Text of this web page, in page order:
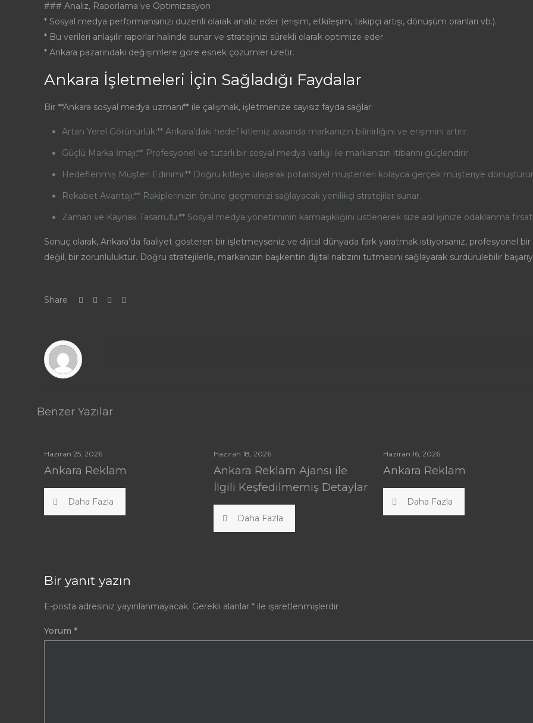
### Analiz, Raporlama ve Optimizasyon
* Sosyal medya performansınızı düzenli olarak analiz eder (erişim, etkileşim, takipçi artışı, dönüşüm oranları vb.).
* Bu verileri anlaşılır raporlar halinde sunar ve stratejinizi sürekli olarak optimize eder.
* Ankara pazarındaki değişimlere göre esnek çözümler üretir.
Ankara İşletmeleri İçin Sağladığı Faydalar
Bir **Ankara sosyal medya uzmanı** ile çalışmak, işletmenize sayısız fayda sağlar:
Artan Yerel Görünürlük:** Ankara’daki hedef kitleniz arasında markanızın bilinirliğini ve erişimini artırır.
Güçlü Marka İmajı:** Profesyonel ve tutarlı bir sosyal medya varlığı ile markanızın itibarını güçlendirir.
Hedeflenmiş Müşteri Edinimi:** Doğru kitleye ulaşarak potansiyel müşterileri kolayca gerçek müşteriye
Rekabet Avantajı:** Rakiplerinizin önüne geçmenizi sağlayacak yenilikçi stratejiler sunar.
Zaman ve Kaynak Tasarrufu:** Sosyal medya yönetiminin karmaşıklığını üstlenerek size asıl işinize odaklanma
Sonuç olarak, Ankara’da faaliyet gösteren bir işletmeyseniz ve dijital dünyada fark yaratmak istiyorsanız, profesyonel bir
değil, bir zorunluluktur. Doğru stratejilerle, markanızın başkentin dijital nabzını tutmasını sağlayarak sürdürülebilir
Share
Benzer Yazılar
Haziran 25, 2026
Ankara Reklam
Daha Fazla
Haziran 18, 2026
Ankara Reklam Ajansı ile
İlgili Keşfedilmemiş Detaylar
Daha Fazla
Haziran 16, 2026
Ankara Reklam
Daha Fazla
Bir yanıt yazın
E-posta adresiniz yayınlanmayacak. Gerekli alanlar * ile işaretlenmişlerdir
Yorum *